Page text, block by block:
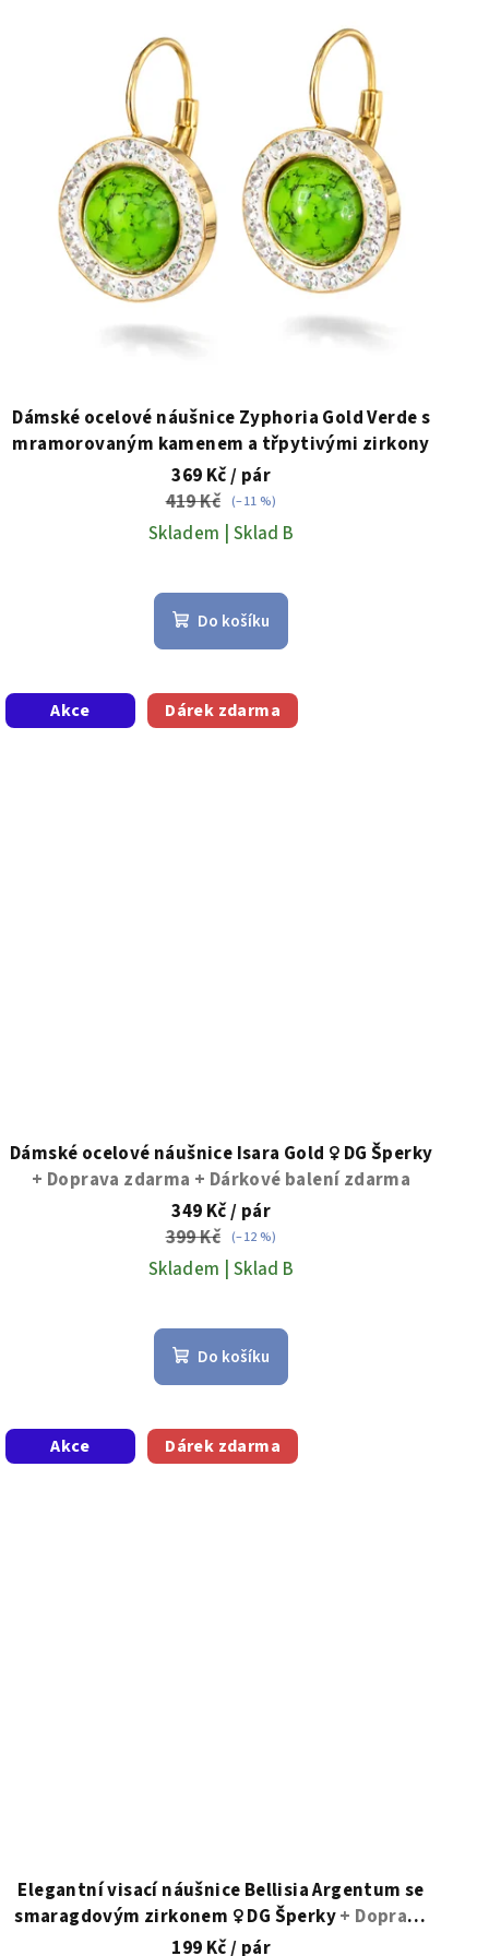
Dámské ocelové náušnice Zyphoria Gold Verde s
mramorovaným kamenem a třpytivými zirkony
369 Kč/ pár
419 Kč (–11 %)
Skladem | Sklad B
Do košíku
Akce Dárek zdarma
Dámské ocelové náušnice Isara Gold ♀️ DG Šperky
+ Doprava zdarma + Dárkové balení zdarma
349 Kč/ pár
399 Kč (–12 %)
Skladem | Sklad B
Do košíku
Akce Dárek zdarma
Elegantní visací náušnice Bellisia Argentum se
smaragdovým zirkonem ♀️ DG Šperky+ Doprava
zdarma + Dárkové balení zdarma
199 Kč/ pár